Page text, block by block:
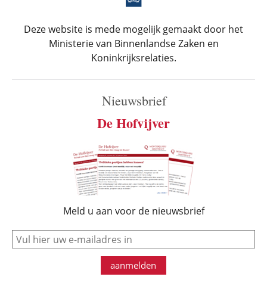
Deze website is mede mogelijk gemaakt door het
Ministerie van Binnenlandse Zaken en
Koninkrijksrelaties.
Nieuwsbrief
De Hofvijver
Meld u aan voor de nieuwsbrief
e-mail
aanmelden